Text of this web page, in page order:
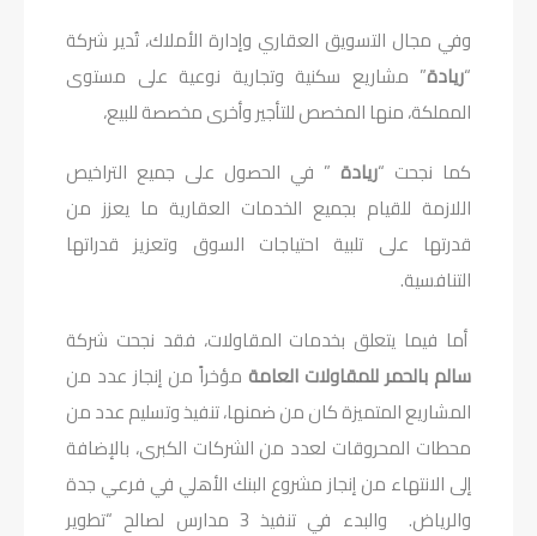
وفي مجال التسويق العقاري وإدارة الأملاك، تُدير شركة
“ريادة” مشاريع سكنية وتجارية نوعية على مستوى
المملكة، منها المخصص للتأجير وأخرى مخصصة للبيع،
كما نجحت “ريادة ” في الحصول على جميع التراخيص
اللازمة للقيام بجميع الخدمات العقارية ما يعزز من
قدرتها على تلبية احتياجات السوق وتعزيز قدراتها
التنافسية.
أما فيما يتعلق بخدمات المقاولات، فقد نجحت شركة
سالم بالحمر للمقاولات العامة مؤخراً من إنجاز عدد من
المشاريع المتميزة كان من ضمنها، تنفيذ وتسليم عدد من
محطات المحروقات لعدد من الشركات الكبرى، بالإضافة
إلى الانتهاء من إنجاز مشروع البنك الأهلي في فرعي جدة
والرياض. والبدء في تنفيذ 3 مدارس لصالح “تطوير